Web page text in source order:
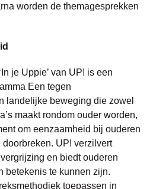
worden de themagesprekken
je Uppie’ van UP! is een
Een tegen
landelijke beweging die zowel
maakt rondom ouder worden,
om eenzaamheid bij ouderen
doorbreken. UP! verzilvert
en biedt ouderen
betekenis te kunnen zijn.
toepassen in